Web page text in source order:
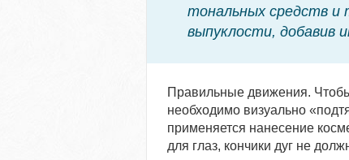
тональных средств и
выпуклости, добавив
Правильные движения.
необходимо визуально
применяется нанесение
для глаз, кончики дуг не